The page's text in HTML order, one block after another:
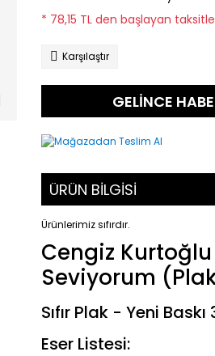
* 78,15 TL den başlayan
Karşılaştır
GELİNCE
ÜRÜN BİLGİSİ
Ürünlerimiz sıfırdır.
Cengiz
Seviyorum
Sıfır Plak - Yeni
Eser Listesi: